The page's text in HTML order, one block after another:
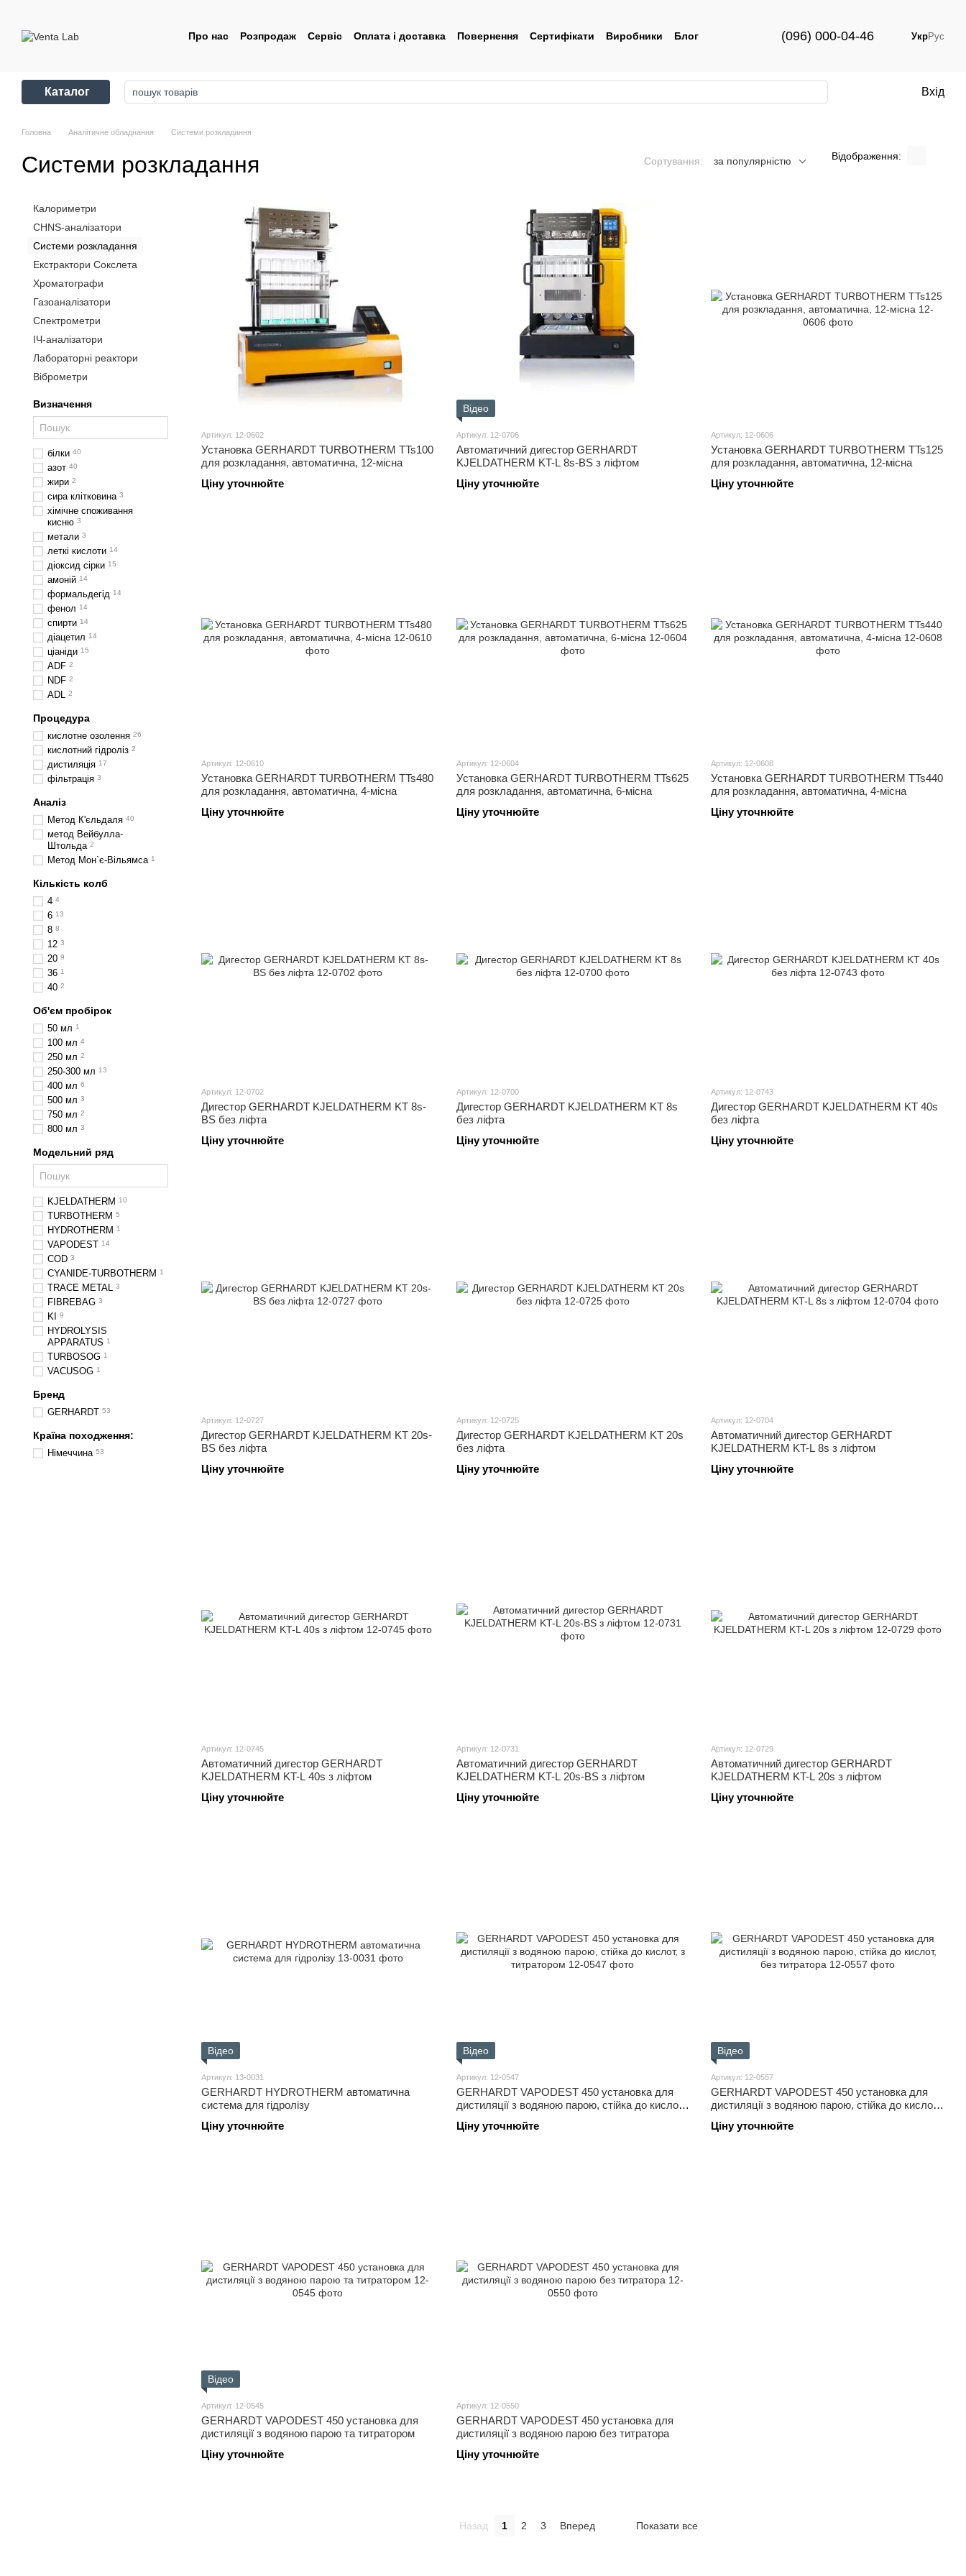
Про нас Розпродаж Сервіс Оплата і доставка Повернення Сертифікати Виробники
Блог
(096) 000-04-46 УкрРус
Каталог Вхід
Головна Аналітичне обладнання Системи розкладання
Системи розкладання Сортування: за популярністю Відображення:
Артикул: 12-0602
Установка GERHARDT TURBOTHERM TTs100
для розкладання, автоматична, 12-місна
Ціну уточнюйте
Відео
Артикул: 12-0706
Автоматичний дигестор GERHARDT
KJELDATHERM KT-L 8s-BS з ліфтом
Ціну уточнюйте
Артикул: 12-0606
Установка GERHARDT TURBOTHERM TTs125
для розкладання, автоматична, 12-місна
Ціну уточнюйте
Артикул: 12-0610
Установка GERHARDT TURBOTHERM TTs480
для розкладання, автоматична, 4-місна
Ціну уточнюйте
Артикул: 12-0604
Установка GERHARDT TURBOTHERM TTs625
для розкладання, автоматична, 6-місна
Ціну уточнюйте
Артикул: 12-0608
Установка GERHARDT TURBOTHERM TTs440
для розкладання, автоматична, 4-місна
Ціну уточнюйте
Артикул: 12-0702
Дигестор GERHARDT KJELDATHERM KT 8s-
BS без ліфта
Ціну уточнюйте
Артикул: 12-0700
Дигестор GERHARDT KJELDATHERM KT 8s
без ліфта
Ціну уточнюйте
Артикул: 12-0743
Дигестор GERHARDT KJELDATHERM KT 40s
без ліфта
Ціну уточнюйте
Артикул: 12-0727
Дигестор GERHARDT KJELDATHERM KT 20s-
BS без ліфта
Ціну уточнюйте
Артикул: 12-0725
Дигестор GERHARDT KJELDATHERM KT 20s
без ліфта
Ціну уточнюйте
Артикул: 12-0704
Автоматичний дигестор GERHARDT
KJELDATHERM KT-L 8s з ліфтом
Ціну уточнюйте
Артикул: 12-0745
Автоматичний дигестор GERHARDT
KJELDATHERM KT-L 40s з ліфтом
Ціну уточнюйте
Артикул: 12-0731
Автоматичний дигестор GERHARDT
KJELDATHERM KT-L 20s-BS з ліфтом
Ціну уточнюйте
Артикул: 12-0729
Автоматичний дигестор GERHARDT
KJELDATHERM KT-L 20s з ліфтом
Ціну уточнюйте
Відео
Артикул: 13-0031
GERHARDT HYDROTHERM автоматична
система для гідролізу
Ціну уточнюйте
Відео
Артикул: 12-0547
GERHARDT VAPODEST 450 установка для
дистиляції з водяною парою, стійка до кислот,
Ціну уточнюйте
Відео
Артикул: 12-0557
GERHARDT VAPODEST 450 установка для
дистиляції з водяною парою, стійка до кислот,
Ціну уточнюйте
Відео
Артикул: 12-0545
GERHARDT VAPODEST 450 установка для
дистиляції з водяною парою та титратором
Ціну уточнюйте
Артикул: 12-0550
GERHARDT VAPODEST 450 установка для
дистиляції з водяною парою без титратора
Ціну уточнюйте
Назад 1 2 3 Вперед Показати все
Калориметри
CHNS-аналізатори
Системи розкладання
Екстрактори Сокслета
Хроматографи
Газоаналізатори
Спектрометри
ІЧ-аналізатори
Лабораторні реактори
Віброметри
Визначення
білки 40
азот 40
жири 2
сира клітковина 3
хімічне споживання
кисню 3
метали 3
леткі кислоти 14
діоксид сірки 15
амоній 14
формальдегід 14
фенол 14
спирти 14
діацетил 14
ціаніди 15
ADF 2
NDF 2
ADL 2
Процедура
кислотне озолення 26
кислотний гідроліз 2
дистиляція 17
фільтрація 3
Аналіз
Метод К'єльдаля 40
метод Вейбулла-
Штольда 2
Метод Мон`є-Вільямса 1
Кількість колб
4 4
6 13
8 8
12 3
20 9
36 1
40 2
Об'єм пробірок
50 мл 1
100 мл 4
250 мл 2
250-300 мл 13
400 мл 6
500 мл 3
750 мл 2
800 мл 3
Модельний ряд
KJELDATHERM 10
TURBOTHERM 5
HYDROTHERM 1
VAPODEST 14
COD 3
CYANIDE-TURBOTHERM 1
TRACE METAL 3
FIBREBAG 3
KI 9
HYDROLYSIS
APPARATUS 1
TURBOSOG 1
VACUSOG 1
Бренд
GERHARDT 53
Країна походження:
Німеччина 53